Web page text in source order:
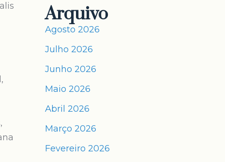
Arquivo
Agosto 2026
Julho 2026
Junho 2026
Maio 2026
Abril 2026
Março 2026
Fevereiro 2026